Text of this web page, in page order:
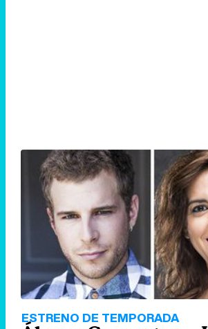
ESTRENO DE TEMPORADA